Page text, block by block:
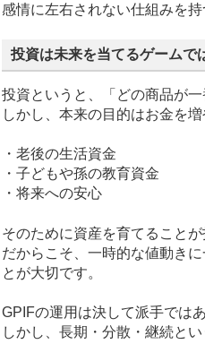
感情に左右されない仕組みを持
投資は未来を当てるゲームで
投資というと、「どの商品が
しかし、本来の目的はお金を
・老後の生活資金
・子どもや孫の教育資金
・将来への安心
そのために資産を育てることが
だからこそ、一時的な値動き
とが大切です。
GPIFの運用は決して派手では
しかし、長期・分散・継続と